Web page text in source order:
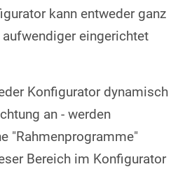
kann entweder ganz
eingerichtet
Konfigurator dynamisch
an - werden
"Rahmenprogramme"
Bereich im Konfigurator